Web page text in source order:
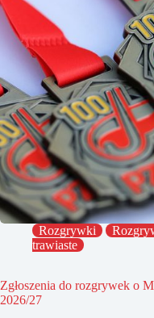
Rozgrywki
trawiaste
Zgłoszenia do rozgrywek o
2026/27